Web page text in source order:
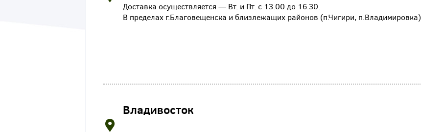
Доставка осуществляется — Вт. и Пт. с 13.00 до 16.30.
В пределах г.Благовещенска и близлежащих районов (п.Чигири, п.Владимировка).
Владивосток